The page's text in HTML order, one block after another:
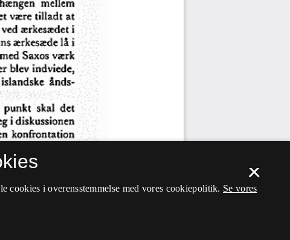
×
cookies i overensstemmelse med vores cookiepolitik. Se vores